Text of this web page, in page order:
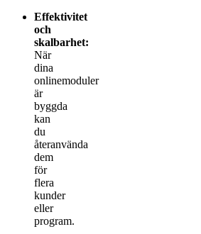
Effektivitet
och
skalbarhet:
När
dina
onlinemoduler
är
byggda
kan
du
återanvända
dem
för
flera
kunder
eller
program.